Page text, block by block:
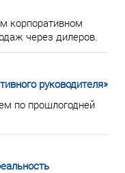
корпоративном
через дилеров.
руководителя»
по прошлогодней